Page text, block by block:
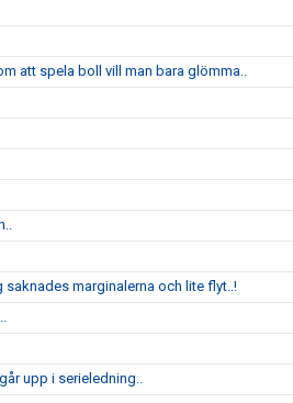
att spela boll vill man bara glömma..
marginalerna och lite flyt..!
upp i serieledning..